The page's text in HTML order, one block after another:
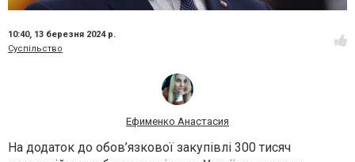
10:40, 13 березня 2024 р.
Суспільство
Ефименко Анастасия
На додаток до обов’язкової закупівлі 300 тисяч